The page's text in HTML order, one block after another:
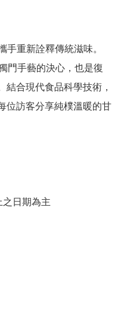
門手藝的決心，也是復
結合現代食品科學技術，
位訪客分享純樸溫暖的甘